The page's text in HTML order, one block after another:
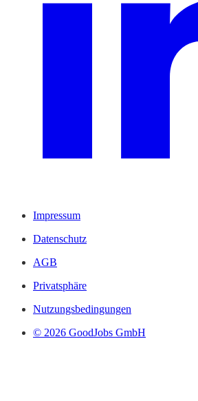
Impressum
Datenschutz
AGB
Privatsphäre
Nutzungsbedingungen
© 2026 GoodJobs GmbH